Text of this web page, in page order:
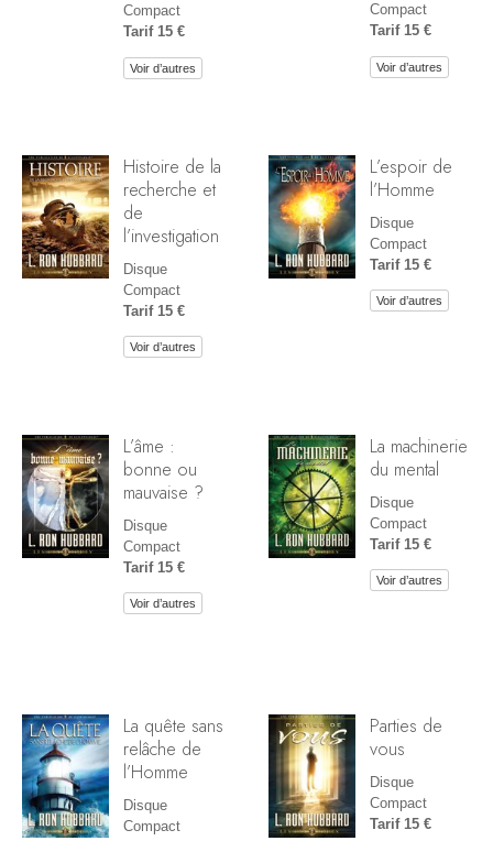
Compact
Tarif 15 €
Voir d’autres
Compact
Tarif 15 €
Voir d’autres
Histoire de la
recherche et
de
l’investigation
Disque
Compact
Tarif 15 €
Voir d’autres
L’espoir de
l’Homme
Disque
Compact
Tarif 15 €
Voir d’autres
L’âme :
bonne ou
mauvaise ?
Disque
Compact
Tarif 15 €
Voir d’autres
La machinerie
du mental
Disque
Compact
Tarif 15 €
Voir d’autres
La quête sans
relâche de
l’Homme
Disque
Compact
Parties de
vous
Disque
Compact
Tarif 15 €